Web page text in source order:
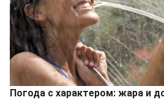
Погода с характером: жара и